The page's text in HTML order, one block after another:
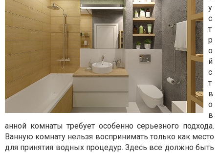
у
с
т
р
о
й
с
т
в
о
в
анной комнаты требует особенно серьезного подхода.
Ванную комнату нельзя воспринимать только как место
для принятия водных процедур. Здесь все должно быть